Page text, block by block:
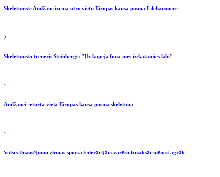
Skeletoniste Andžāne izcīna otro vietu Eiropas kausa posmā Lilehammerē
2
Skeletonistu treneris Šteinbergs: "Uz kopējā fona mēs izskatāmies labi"
1
Andžānei ceturtā vieta Eiropas kausa posmā skeletonā
1
Valsts finansējumu ziemas sporta federācijām varētu izmaksāt mēnesi agrāk